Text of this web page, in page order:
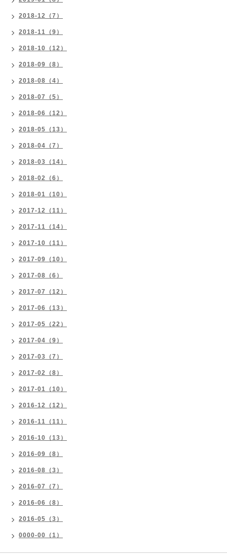
2018-12（7）
2018-11（9）
2018-10（12）
2018-09（8）
2018-08（4）
2018-07（5）
2018-06（12）
2018-05（13）
2018-04（7）
2018-03（14）
2018-02（6）
2018-01（10）
2017-12（11）
2017-11（14）
2017-10（11）
2017-09（10）
2017-08（6）
2017-07（12）
2017-06（13）
2017-05（22）
2017-04（9）
2017-03（7）
2017-02（8）
2017-01（10）
2016-12（12）
2016-11（11）
2016-10（13）
2016-09（8）
2016-08（3）
2016-07（7）
2016-06（8）
2016-05（3）
0000-00（1）